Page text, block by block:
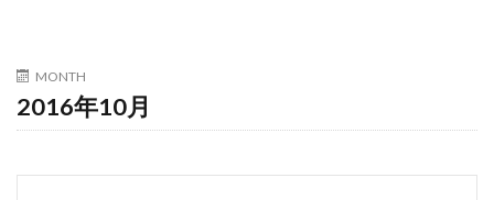
MONTH
2016年10月